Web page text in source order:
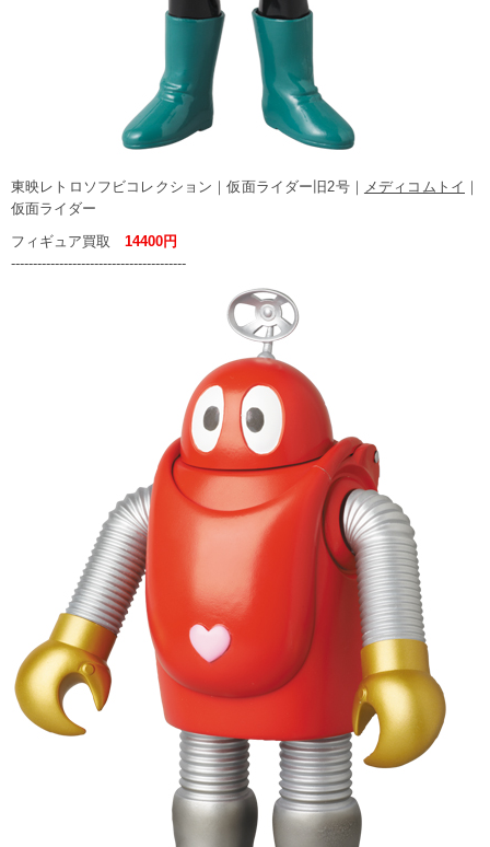
東映レトロソフビコレクション｜仮面ライダー旧2号｜ メディコムトイ ｜
仮面ライダー
フィギュア買取 14400円
----------------------------------------